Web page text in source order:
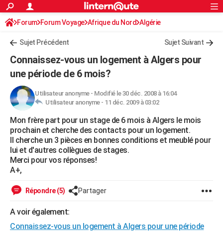
ACTUALITÉS
Politique
Société
Faits Divers
Education
Monde
Villes
+
Programme TV
Streaming
Sorties cinéma
FINANCE
Retraite
Impôts
Epargne
Immobilier
Risques naturels par ville
Banque
Assurance
Crédit
AUTO
Essais
Réserver un essai
Citadines
Berlines
SUV
Forum auto
HIGH-TECH
Mobiles
Meilleur smartphone
Internet
Ordinateurs
Jeux vidéo
Guide high-tech
+BRICOLAGE
Forum
Aménagement intérieur
Extérieur
Cuisine
Salle de bains
Jardinage
Rangement
WEEK-END
Guides de France
Escapades
Patrimoine
Expositions
Musées
Week-end nature
+LIFESTYLE
Art de vivre
Bien-être
Loisirs
Mode
Modes de vie
SANTE
Alimentation
Guide de la santé
Maladies
Médicaments
Sommeil
VOYAGE
S'inscrire
Connexion
Forum Forum Voyage Afrique du Nord Algérie
Sujet Précédent Sujet Suivant
Connaissez-vous un logement à Algers pour
une période de 6 mois?
Utilisateur anonyme- Modifié le 30 déc. 2008 à 16:04
Utilisateur anonyme - 11 déc. 2009 à 03:02
Mon frère part pour un stage de 6 mois à Algers le mois
prochain et cherche des contacts pour un logement.
Il cherche un 3 pièces en bonnes conditions et meublé pour
lui et d'autres collègues de stages.
Merci pour vos réponses!
A+,
Répondre (5) Partager
A voir également:
Connaissez-vous un logement à Algers pour une période